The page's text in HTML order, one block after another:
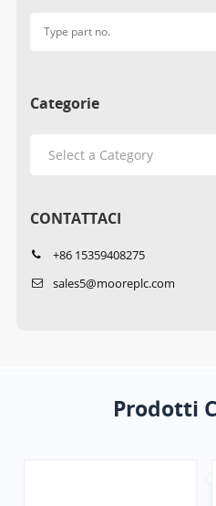
Categorie
CONTATTACI
+86 15359408275
sales5@mooreplc.com
Prodotti